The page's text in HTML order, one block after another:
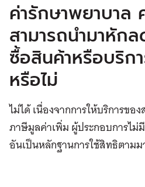
ค่ารักษาพยาบาล
สามารถนำมาหัก
ซื้อสินค้าหรือบริกา
หรือไม่
ไม่ได้ เนื่องจากการให้บริการขอ
ภาษีมูลค่าเพิ่ม ผู้ประกอบการไ
อันเป็นหลักฐานการใช้สิทธิตาม